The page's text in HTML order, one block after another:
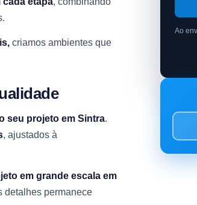
criamos ambientes que
seu projeto em Sintra.
, ajustados à
em grande escala em
detalhes permanece
Ao